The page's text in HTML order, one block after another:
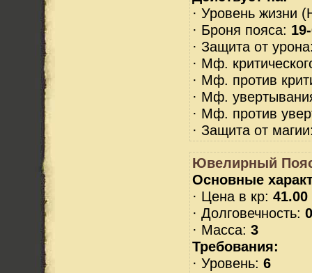
· Уровень жизни
· Броня пояса:
· Защита от
· Мф.
· Мф. против
· Мф.
· Мф. против
· Защита от
Ювелирный
Основные
· Цена в кр: 41.00
· Долговечность:
· Масса: 3
Требования:
· Уровень: 6